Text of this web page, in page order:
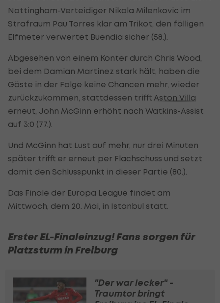
Nottingham-Verteidiger Nikola Milenkovic im
Strafraum Pau Torres klar am Trikot, den fälligen
Elfmeter verwertet Buendia sicher (58.).
Abgesehen von einem Konter durch Chris Wood,
bei dem Damian Martinez stark hält, haben die
Gäste in der Folge keine Chancen mehr, wieder
zurückzukommen, stattdessen trifft Aston Villa
erneut, John McGinn erhöht nach Watkins-Assist
auf 3:0 (77.).
Und McGinn hat Lust auf mehr, nur drei Minuten
später trifft er erneut per Flachschuss und setzt
damit den Schlusspunkt in dieser Partie (80.).
Das Finale der Europa League findet am
Mittwoch, dem 20. Mai, in Istanbul statt.
Erster EL-Finaleinzug! Fans sorgen für
Platzsturm in Freiburg
SLIDESHOW
"Der war lecker" -
Traumtor bringt